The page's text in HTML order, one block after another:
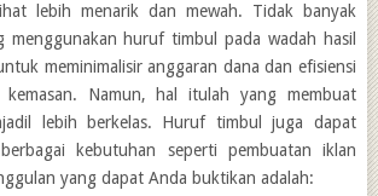
lebih menarik dan mewah. Tidak banyak
menggunakan huruf timbul pada wadah hasil
meminimalisir anggaran dana dan efisiensi
kemasan. Namun, hal itulah yang membuat
lebih berkelas. Huruf timbul juga dapat
kebutuhan seperti pembuatan iklan
yang dapat Anda buktikan adalah: